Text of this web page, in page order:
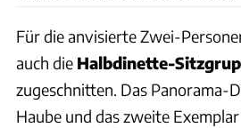
Für die anvisierte Zwei-
auch die Halbdinette-
zugeschnitten. Das Panorama-
Haube und das zweite